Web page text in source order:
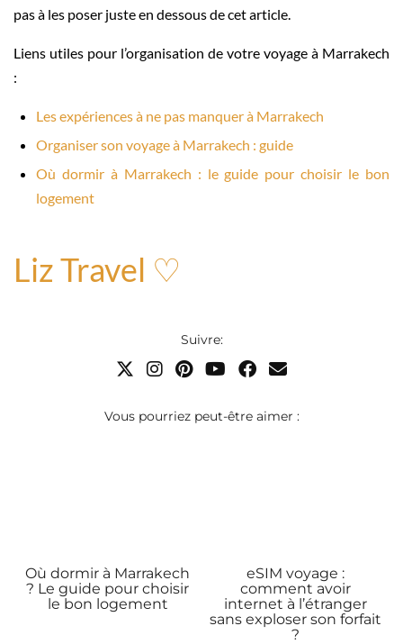
pas à les poser juste en dessous de cet article.
Liens utiles pour l’organisation de votre voyage à Marrakech
:
Les expériences à ne pas manquer à Marrakech
Organiser son voyage à Marrakech : guide
Où dormir à Marrakech : le guide pour choisir le bon
logement
Liz Travel ♡
Suivre:
Vous pourriez peut-être aimer :
Où dormir à Marrakech
? Le guide pour choisir
le bon logement
eSIM voyage :
comment avoir
internet à l’étranger
sans exploser son forfait
?